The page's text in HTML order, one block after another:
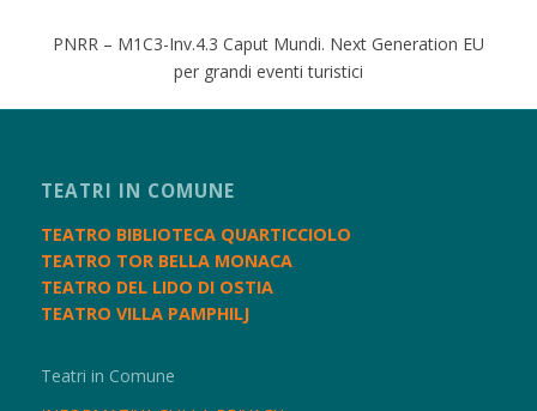
PNRR – M1C3-Inv.4.3 Caput Mundi. Next Generation EU
per grandi eventi turistici
TEATRI IN COMUNE
TEATRO BIBLIOTECA QUARTICCIOLO
TEATRO TOR BELLA MONACA
TEATRO DEL LIDO DI OSTIA
TEATRO VILLA PAMPHILJ
Teatri in Comune